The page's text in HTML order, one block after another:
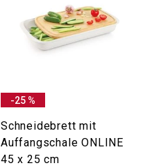
-25 %
Schneidebrett mit
Auffangschale ONLINE
45 x 25 cm